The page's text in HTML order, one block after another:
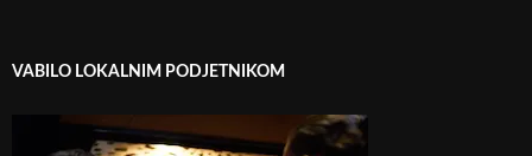
VABILO LOKALNIM PODJETNIKOM